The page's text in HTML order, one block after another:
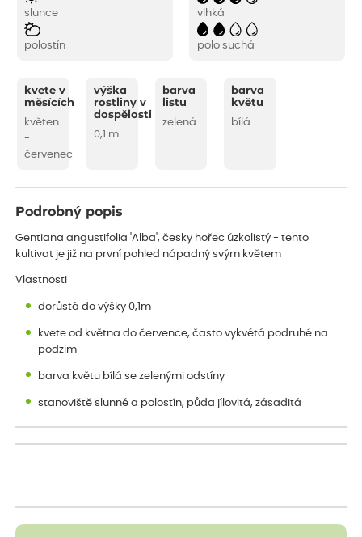
slunce
polostín
vlhká
polo suchá
kvete v
měsících
květen
-
červenec
výška
rostliny v
dospělosti
0,1 m
barva
listu
zelená
barva
květu
bílá
Podrobný popis
Gentiana angustifolia 'Alba', česky hořec úzkolistý - tento
kultivat je již na první pohled nápadný svým květem
Vlastnosti
dorůstá do výšky 0,1m
kvete od května do července, často vykvétá podruhé na
podzim
barva květu bílá se zelenými odstíny
stanoviště slunné a polostín, půda jílovitá, zásaditá